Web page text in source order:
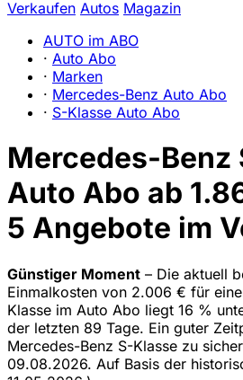
Verkaufen Autos Magazin
AUTO im ABO
· Auto Abo
· Marken
· Mercedes-Benz Auto Abo
· S-Klasse Auto Abo
Mercedes-Benz
Auto Abo ab
5 Angebote im
Günstiger Moment – Die aktuell
Einmalkosten von 2.006 € für
Klasse im Auto Abo liegt 16 %
der letzten 89 Tage. Ein guter
Mercedes-Benz S-Klasse zu
09.08.2026. Auf Basis der